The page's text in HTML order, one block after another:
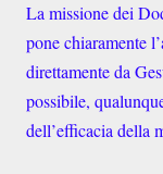
La missione dei
pone chiaramente
direttamente da
possibile,
dell’efficacia della